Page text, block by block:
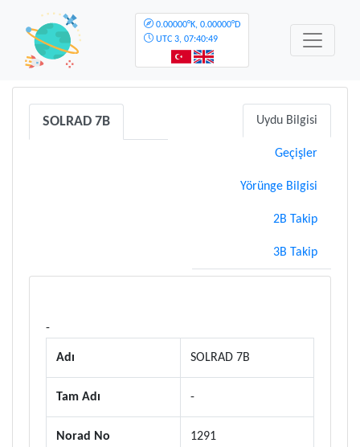
0.00000°K, 0.00000°D
UTC 3, 07:40:49
SOLRAD 7B Uydu Bilgisi
Geçişler
Yörünge Bilgisi
2B Takip
3B Takip
-
Adı SOLRAD 7B
Tam Adı -
Norad No 1291